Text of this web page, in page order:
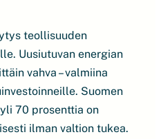
teollisuuden
Uusiutuvan energian
vahva – valmiina
Suomen
70 prosenttia on
ilman valtion tukea.